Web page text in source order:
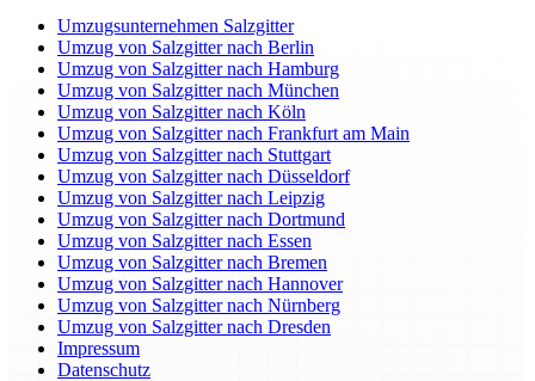
Umzugsunternehmen Salzgitter
Umzug von Salzgitter nach Berlin
Umzug von Salzgitter nach Hamburg
Umzug von Salzgitter nach München
Umzug von Salzgitter nach Köln
Umzug von Salzgitter nach Frankfurt am Main
Umzug von Salzgitter nach Stuttgart
Umzug von Salzgitter nach Düsseldorf
Umzug von Salzgitter nach Leipzig
Umzug von Salzgitter nach Dortmund
Umzug von Salzgitter nach Essen
Umzug von Salzgitter nach Bremen
Umzug von Salzgitter nach Hannover
Umzug von Salzgitter nach Nürnberg
Umzug von Salzgitter nach Dresden
Impressum
Datenschutz